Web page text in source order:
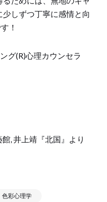
しずつ丁寧に感情と向
！
グ(R)心理カウンセラ
, 井上靖『北国』より
色彩心理学